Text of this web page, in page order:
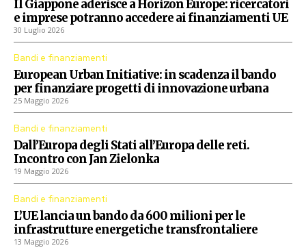
Il Giappone aderisce a Horizon Europe: ricercatori
e imprese potranno accedere ai finanziamenti UE
30 Luglio 2026
Bandi e finanziamenti
European Urban Initiative: in scadenza il bando
per finanziare progetti di innovazione urbana
25 Maggio 2026
Bandi e finanziamenti
Dall’Europa degli Stati all’Europa delle reti.
Incontro con Jan Zielonka
19 Maggio 2026
Bandi e finanziamenti
L’UE lancia un bando da 600 milioni per le
infrastrutture energetiche transfrontaliere
13 Maggio 2026